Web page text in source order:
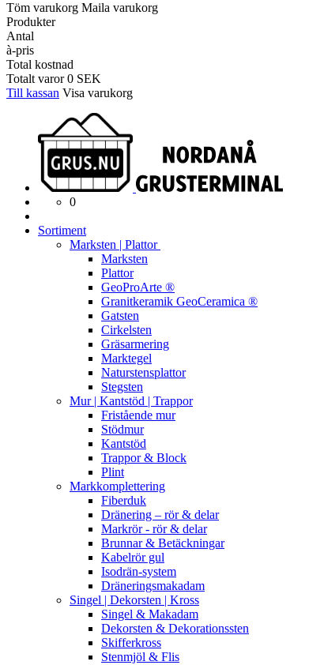
Töm varukorg Maila varukorg
Produkter
Antal
à-pris
Total kostnad
Totalt varor0 SEK
Till kassan Visa varukorg
0
Sortiment
Marksten | Plattor
Marksten
Plattor
GeoProArte ®
Granitkeramik GeoCeramica ®
Gatsten
Cirkelsten
Gräsarmering
Marktegel
Naturstensplattor
Stegsten
Mur | Kantstöd | Trappor
Fristående mur
Stödmur
Kantstöd
Trappor & Block
Plint
Markkomplettering
Fiberduk
Dränering – rör & delar
Markrör - rör & delar
Brunnar & Betäckningar
Kabelrör gul
Isodrän-system
Dräneringsmakadam
Singel | Dekorsten | Kross
Singel & Makadam
Dekorsten & Dekorationssten
Skifferkross
Stenmjöl & Flis